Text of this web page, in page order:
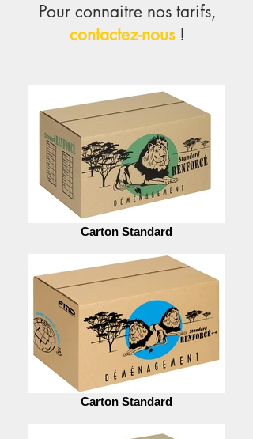
Pour connaitre nos tarifs,
contactez-nous!
Carton Standard
Carton Standard